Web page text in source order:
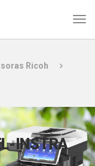
Ricoh
INSTRA